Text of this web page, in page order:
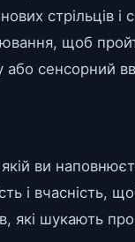
стрільців
щоб
сенсорний
ви
і вчасність,
які шукають